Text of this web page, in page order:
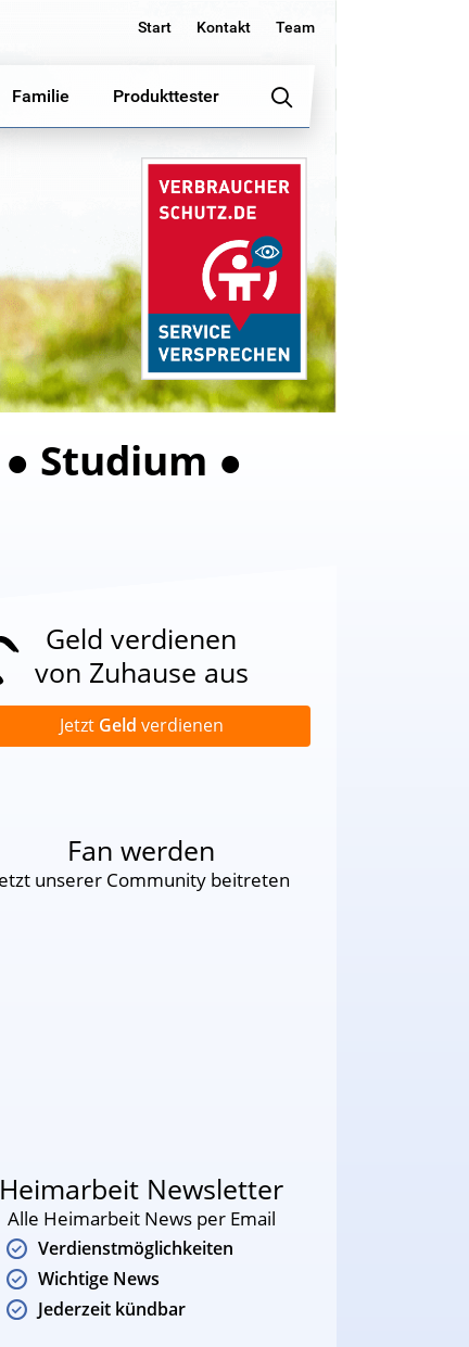
Start Kontakt Team
Familie Produkttester
Studium ●
Geld verdienen
von Zuhause aus
Jetzt Geld verdienen
Fan werden
unserer Community beitreten
Heimarbeit Newsletter
Alle Heimarbeit News per Email
Verdienstmöglichkeiten
Wichtige News
Jederzeit kündbar